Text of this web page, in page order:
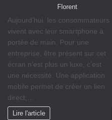
Florent
Aujourd’hui, les consommateurs
vivent avec leur smartphone à
portée de main. Pour une
entreprise, être présent sur cet
écran n’est plus un luxe, c’est
une nécessité. Une application
mobile permet de créer un lien
direct,…
Lire l'article